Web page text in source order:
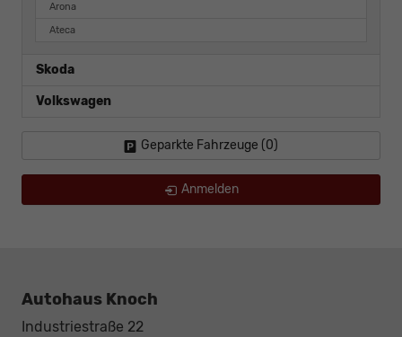
Arona
Ateca
Skoda
Volkswagen
Geparkte Fahrzeuge (0)
Anmelden
Autohaus Knoch
Industriestraße 22